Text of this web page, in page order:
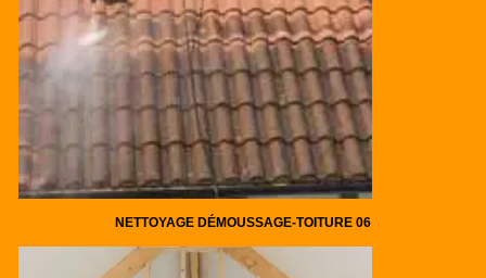
NETTOYAGE DÉMOUSSAGE-TOITURE 06